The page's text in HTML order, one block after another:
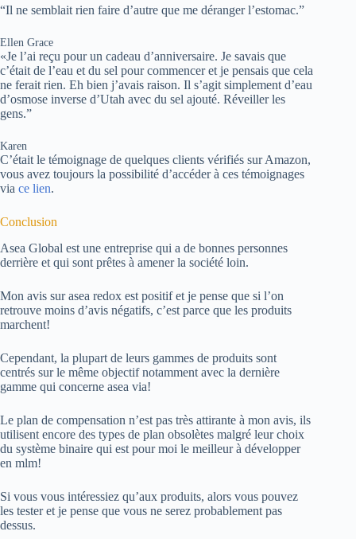
“Il ne semblait rien faire d’autre que me déranger l’estomac.”
Ellen Grace
«Je l’ai reçu pour un cadeau d’anniversaire. Je savais que
c’était de l’eau et du sel pour commencer et je pensais que cela
ne ferait rien. Eh bien j’avais raison. Il s’agit simplement d’eau
d’osmose inverse d’Utah avec du sel ajouté. Réveiller les
gens.”
Karen
C’était le témoignage de quelques clients vérifiés sur Amazon,
vous avez toujours la possibilité d’accéder à ces témoignages
via ce lien.
Conclusion
Asea Global est une entreprise qui a de bonnes personnes
derrière et qui sont prêtes à amener la société loin.
Mon avis sur asea redox est positif et je pense que si l’on
retrouve moins d’avis négatifs, c’est parce que les produits
marchent!
Cependant, la plupart de leurs gammes de produits sont
centrés sur le même objectif notamment avec la dernière
gamme qui concerne asea via!
Le plan de compensation n’est pas très attirante à mon avis, ils
utilisent encore des types de plan obsolètes malgré leur choix
du système binaire qui est pour moi le meilleur à développer
en mlm!
Si vous vous intéressiez qu’aux produits, alors vous pouvez
les tester et je pense que vous ne serez probablement pas
dessus.